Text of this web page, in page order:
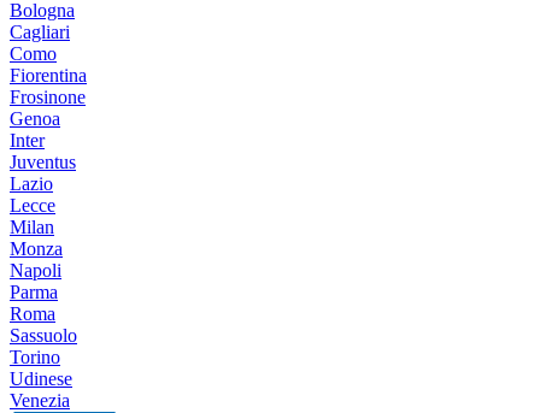
Bologna
Cagliari
Como
Fiorentina
Frosinone
Genoa
Inter
Juventus
Lazio
Lecce
Milan
Monza
Napoli
Parma
Roma
Sassuolo
Torino
Udinese
Venezia